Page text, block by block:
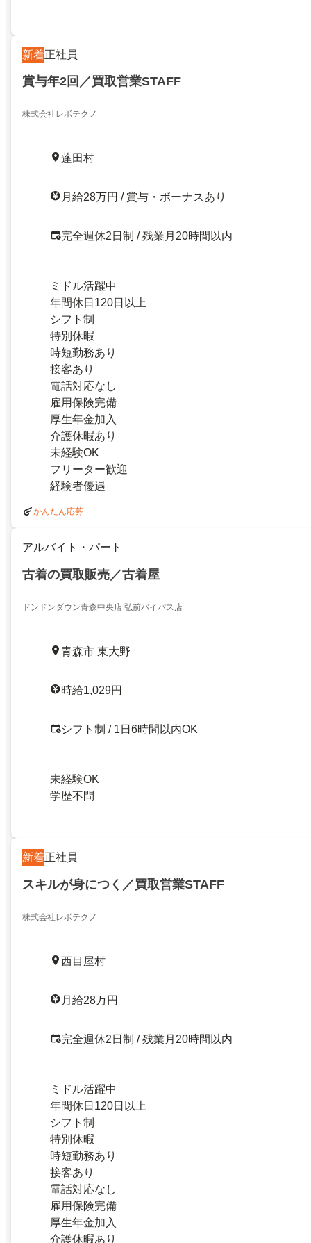
新着正社員
賞与年2回／買取営業STAFF
株式会社レボテクノ
蓬田村
月給28万円 / 賞与・ボーナスあり
完全週休2日制 / 残業月20時間以内
ミドル活躍中
年間休日120日以上
シフト制
特別休暇
時短勤務あり
接客あり
電話対応なし
雇用保険完備
厚生年金加入
介護休暇あり
未経験OK
フリーター歓迎
経験者優遇
かんたん応募
アルバイト・パート
古着の買取販売／古着屋
ドンドンダウン青森中央店 弘前バイパス店
青森市 東大野
時給1,029円
シフト制 / 1日6時間以内OK
未経験OK
学歴不問
新着正社員
スキルが身につく／買取営業STAFF
株式会社レボテクノ
西目屋村
月給28万円
完全週休2日制 / 残業月20時間以内
ミドル活躍中
年間休日120日以上
シフト制
特別休暇
時短勤務あり
接客あり
電話対応なし
雇用保険完備
厚生年金加入
介護休暇あり